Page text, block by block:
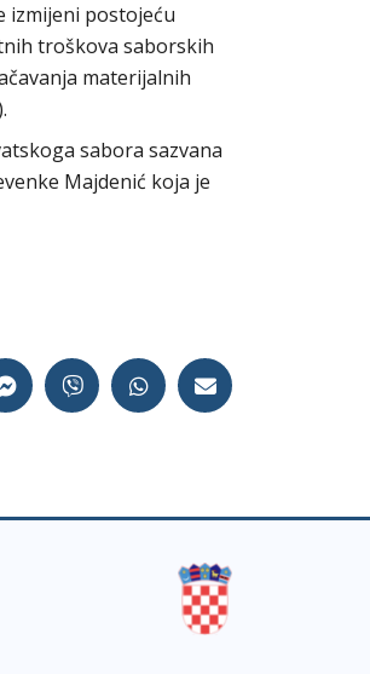
izmijeni postojeću
troškova saborskih
materijalnih
sabora sazvana
Majdenić koja je